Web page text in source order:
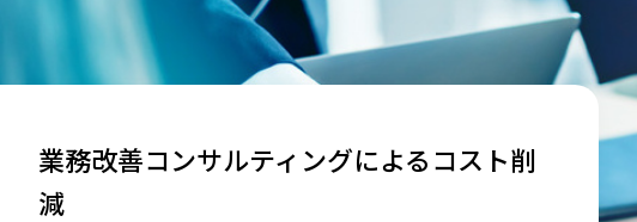
業務改善コンサルティングによるコスト削
減